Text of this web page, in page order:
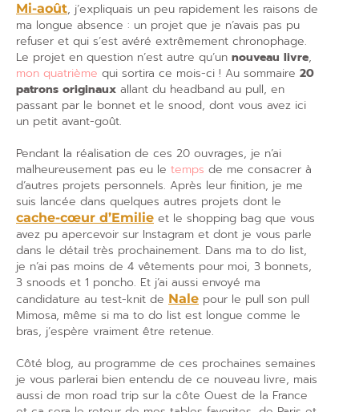
Mi-août, j’expliquais un peu rapidement les raisons de
ma longue absence : un projet que je n’avais pas pu
refuser et qui s’est avéré extrêmement chronophage.
Le projet en question n’est autre qu’un nouveau livre,
mon quatrième qui sortira ce mois-ci ! Au sommaire 20
patrons originaux allant du headband au pull, en
passant par le bonnet et le snood, dont vous avez ici
un petit avant-goût.
Pendant la réalisation de ces 20 ouvrages, je n’ai
malheureusement pas eu le temps de me consacrer à
d’autres projets personnels. Après leur finition, je me
suis lancée dans quelques autres projets dont le
cache-cœur d’Emilie et le shopping bag que vous
avez pu apercevoir sur Instagram et dont je vous parle
dans le détail très prochainement. Dans ma to do list,
je n’ai pas moins de 4 vêtements pour moi, 3 bonnets,
3 snoods et 1 poncho. Et j’ai aussi envoyé ma
candidature au test-knit de Nale pour le pull son pull
Mimosa, même si ma to do list est longue comme le
bras, j’espère vraiment être retenue.
Côté blog, au programme de ces prochaines semaines
je vous parlerai bien entendu de ce nouveau livre, mais
aussi de mon road trip sur la côte Ouest de la France